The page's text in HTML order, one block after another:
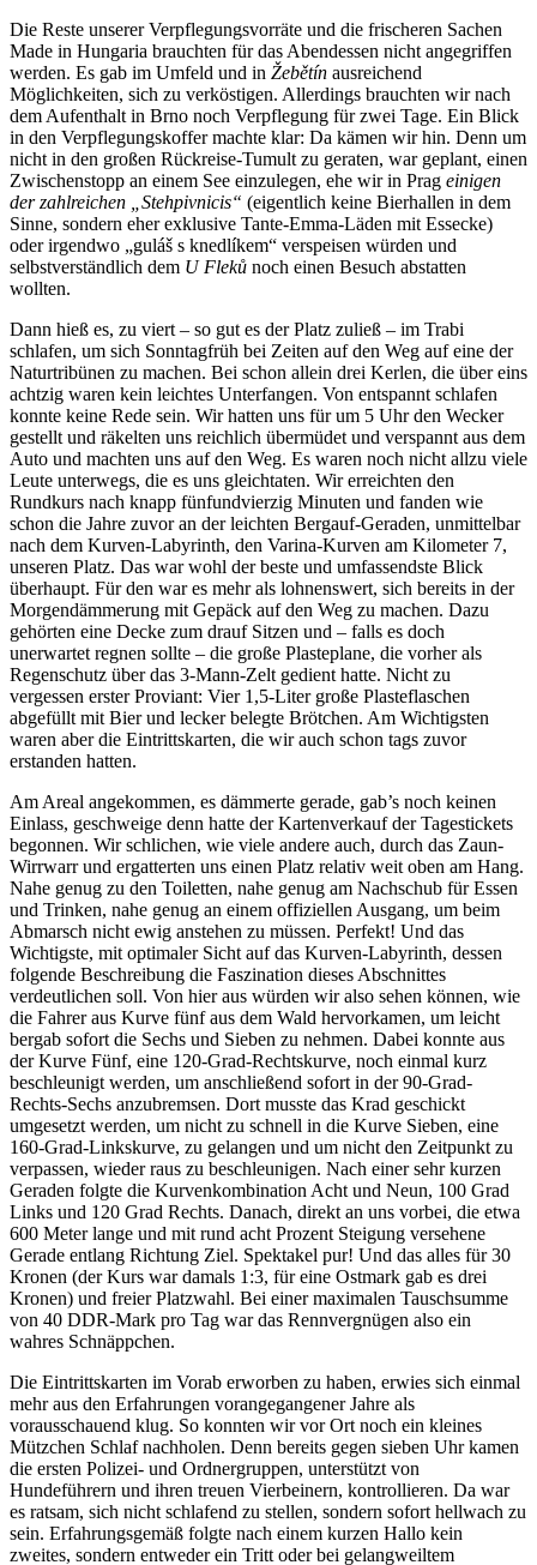
Die Reste unserer Verpflegungsvorräte und die frischeren Sachen
Made in Hungaria brauchten für das Abendessen nicht angegriffen
werden. Es gab im Umfeld und in Žebětín ausreichend
Möglichkeiten, sich zu verköstigen. Allerdings brauchten wir nach
dem Aufenthalt in Brno noch Verpflegung für zwei Tage. Ein Blick
in den Verpflegungskoffer machte klar: Da kämen wir hin. Denn um
nicht in den großen Rückreise-Tumult zu geraten, war geplant, einen
Zwischenstopp an einem See einzulegen, ehe wir in Prag einigen
der zahlreichen „Stehpivnicis“ (eigentlich keine Bierhallen in dem
Sinne, sondern eher exklusive Tante-Emma-Läden mit Essecke)
oder irgendwo „guláš s knedlíkem“ verspeisen würden und
selbstverständlich dem U Fleků noch einen Besuch abstatten
wollten.
Dann hieß es, zu viert – so gut es der Platz zuließ – im Trabi
schlafen, um sich Sonntagfrüh bei Zeiten auf den Weg auf eine der
Naturtribünen zu machen. Bei schon allein drei Kerlen, die über eins
achtzig waren kein leichtes Unterfangen. Von entspannt schlafen
konnte keine Rede sein. Wir hatten uns für um 5 Uhr den Wecker
gestellt und räkelten uns reichlich übermüdet und verspannt aus dem
Auto und machten uns auf den Weg. Es waren noch nicht allzu viele
Leute unterwegs, die es uns gleichtaten. Wir erreichten den
Rundkurs nach knapp fünfundvierzig Minuten und fanden wie
schon die Jahre zuvor an der leichten Bergauf-Geraden, unmittelbar
nach dem Kurven-Labyrinth, den Varina-Kurven am Kilometer 7,
unseren Platz. Das war wohl der beste und umfassendste Blick
überhaupt. Für den war es mehr als lohnenswert, sich bereits in der
Morgendämmerung mit Gepäck auf den Weg zu machen. Dazu
gehörten eine Decke zum drauf Sitzen und – falls es doch
unerwartet regnen sollte – die große Plasteplane, die vorher als
Regenschutz über das 3-Mann-Zelt gedient hatte. Nicht zu
vergessen erster Proviant: Vier 1,5-Liter große Plasteflaschen
abgefüllt mit Bier und lecker belegte Brötchen. Am Wichtigsten
waren aber die Eintrittskarten, die wir auch schon tags zuvor
erstanden hatten.
Am Areal angekommen, es dämmerte gerade, gab’s noch keinen
Einlass, geschweige denn hatte der Kartenverkauf der Tagestickets
begonnen. Wir schlichen, wie viele andere auch, durch das Zaun-
Wirrwarr und ergatterten uns einen Platz relativ weit oben am Hang.
Nahe genug zu den Toiletten, nahe genug am Nachschub für Essen
und Trinken, nahe genug an einem offiziellen Ausgang, um beim
Abmarsch nicht ewig anstehen zu müssen. Perfekt! Und das
Wichtigste, mit optimaler Sicht auf das Kurven-Labyrinth, dessen
folgende Beschreibung die Faszination dieses Abschnittes
verdeutlichen soll. Von hier aus würden wir also sehen können, wie
die Fahrer aus Kurve fünf aus dem Wald hervorkamen, um leicht
bergab sofort die Sechs und Sieben zu nehmen. Dabei konnte aus
der Kurve Fünf, eine 120-Grad-Rechtskurve, noch einmal kurz
beschleunigt werden, um anschließend sofort in der 90-Grad-
Rechts-Sechs anzubremsen. Dort musste das Krad geschickt
umgesetzt werden, um nicht zu schnell in die Kurve Sieben, eine
160-Grad-Linkskurve, zu gelangen und um nicht den Zeitpunkt zu
verpassen, wieder raus zu beschleunigen. Nach einer sehr kurzen
Geraden folgte die Kurvenkombination Acht und Neun, 100 Grad
Links und 120 Grad Rechts. Danach, direkt an uns vorbei, die etwa
600 Meter lange und mit rund acht Prozent Steigung versehene
Gerade entlang Richtung Ziel. Spektakel pur! Und das alles für 30
Kronen (der Kurs war damals 1:3, für eine Ostmark gab es drei
Kronen) und freier Platzwahl. Bei einer maximalen Tauschsumme
von 40 DDR-Mark pro Tag war das Rennvergnügen also ein
wahres Schnäppchen.
Die Eintrittskarten im Vorab erworben zu haben, erwies sich einmal
mehr aus den Erfahrungen vorangegangener Jahre als
vorausschauend klug. So konnten wir vor Ort noch ein kleines
Mützchen Schlaf nachholen. Denn bereits gegen sieben Uhr kamen
die ersten Polizei- und Ordnergruppen, unterstützt von
Hundeführern und ihren treuen Vierbeinern, kontrollieren. Da war
es ratsam, sich nicht schlafend zu stellen, sondern sofort hellwach zu
sein. Erfahrungsgemäß folgte nach einem kurzen Hallo kein
zweites, sondern entweder ein Tritt oder bei gelangweiltem